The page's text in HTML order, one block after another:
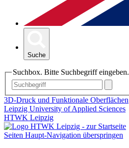
Suche
Suchbox. Bitte Suchbegriff eingeben.
3D-Druck und Funktionale Oberflächen
Leipzig University of Applied Sciences
HTWK Leipzig
Seiten Haupt-Navigation überspringen